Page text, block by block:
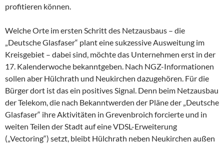
profitieren können.
Welche Orte im ersten Schritt des Netzausbaus – die
„Deutsche Glasfaser“ plant eine sukzessive Ausweitung im
Kreisgebiet – dabei sind, möchte das Unternehmen erst in der
17. Kalenderwoche bekanntgeben. Nach NGZ-Informationen
sollen aber Hülchrath und Neukirchen dazugehören. Für die
Bürger dort ist das ein positives Signal. Denn beim Netzausbau
der Telekom, die nach Bekanntwerden der Pläne der „Deutsche
Glasfaser“ ihre Aktivitäten in Grevenbroich forcierte und in
weiten Teilen der Stadt auf eine VDSL-Erweiterung
(„Vectoring“) setzt, bleibt Hülchrath neben Neukirchen außen